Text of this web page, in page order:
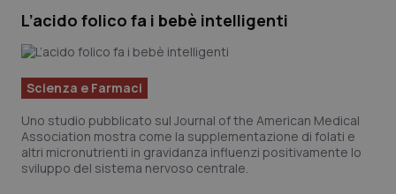
Tumori del Polmone & Testa Collo
Tumori gastrointestinali
Ulcera & Reflusso
L’acido folico fa i bebè intelligenti
Scienza e Farmaci
Uno studio pubblicato sul Journal of the American Medical
Association mostra come la supplementazione di folati e
altri micronutrienti in gravidanza influenzi positivamente lo
sviluppo del sistema nervoso centrale.